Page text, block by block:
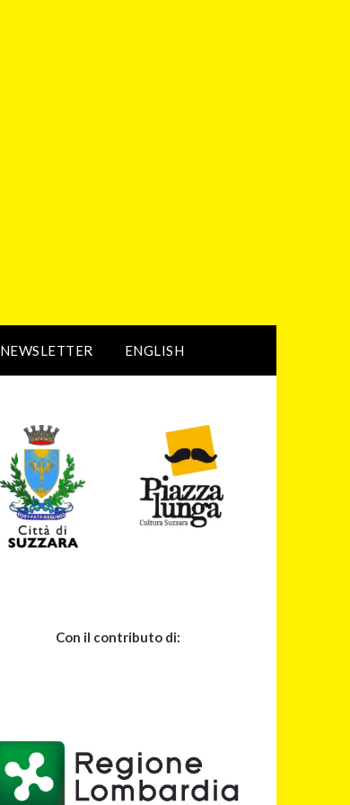
NEWSLETTER ENGLISH
Con il contributo di: